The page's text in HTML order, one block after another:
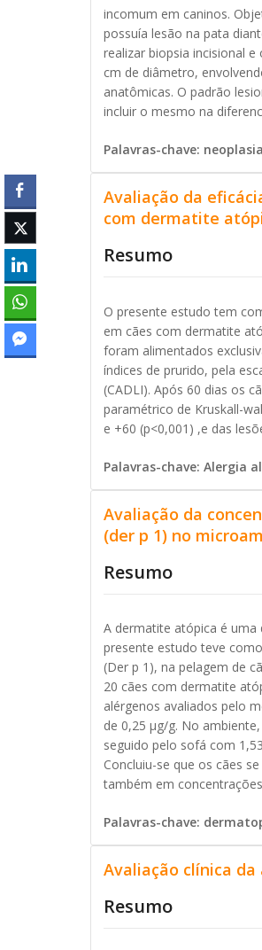
incomum em caninos.
possuía lesão na pata
realizar biopsia incisional
cm de diâmetro,
anatômicas. O padrão
incluir o mesmo na
Palavras-chave:
Avaliação da
com dermatite
Resumo
O presente estudo tem
em cães com dermatite
foram alimentados
índices de prurido, pela
(CADLI). Após 60 dias os
paramétrico de Kruskall-
e +60 (p<0,001) ,e das
Palavras-chave: Alergia
Avaliação da
(der p 1) no
Resumo
A dermatite atópica é uma
presente estudo teve
(Der p 1), na pelagem de
20 cães com dermatite
alérgenos avaliados pelo
de 0,25 μg/g. No
seguido pelo sofá com
Concluiu-se que os cães
também em
Palavras-chave:
Avaliação clínica
Resumo